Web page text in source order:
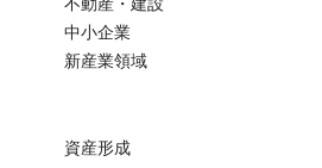
中小企業
新産業領域
資産形成